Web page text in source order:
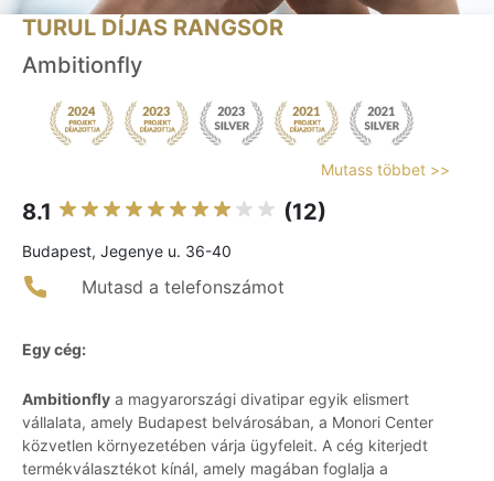
TURUL DÍJAS RANGSOR
Ambitionfly
Mutass többet >>
8.1 (12)
Budapest, Jegenye u. 36-40
Mutasd a telefonszámot
Egy cég:
Ambitionfly a magyarországi divatipar egyik elismert
vállalata, amely Budapest belvárosában, a Monori Center
közvetlen környezetében várja ügyfeleit. A cég kiterjedt
termékválasztékot kínál, amely magában foglalja a